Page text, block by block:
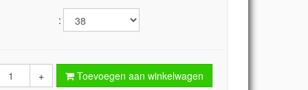
+
Toevoegen aan winkelwagen